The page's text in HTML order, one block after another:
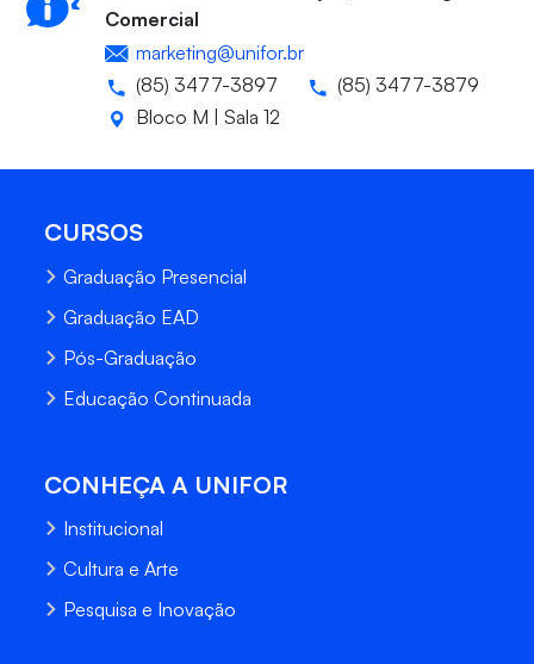
Comercial
marketing@unifor.br
(85) 3477-3897
(85) 3477-3879
Bloco M | Sala 12
CURSOS
Graduação Presencial
Graduação EAD
Pós-Graduação
Educação Continuada
CONHEÇA A UNIFOR
Institucional
Cultura e Arte
Pesquisa e Inovação